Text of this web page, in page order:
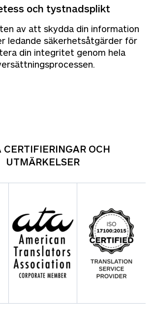
och tystnadsplikt
av att skydda din information
ledande säkerhetsåtgärder för
din integritet genom hela
CERTIFIERINGAR OCH
UTMÄRKELSER